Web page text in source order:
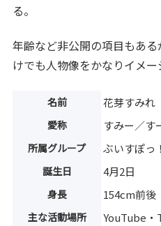
る。
年齢など非公開の項目もあ
けでも人物像をかなりイメー
名前 花芽すみれ
愛称 すみー／す
所属グループ ぶいすぽっ！
誕生日 4月2日
身長 154cm前後
主な活動場所 YouTube